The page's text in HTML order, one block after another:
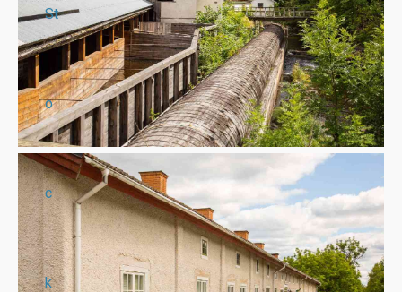
St
o
c
k